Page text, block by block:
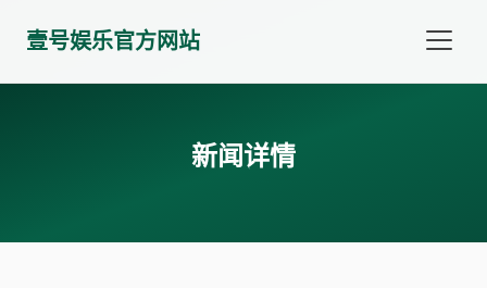
壹号娱乐官方网站
新闻详情